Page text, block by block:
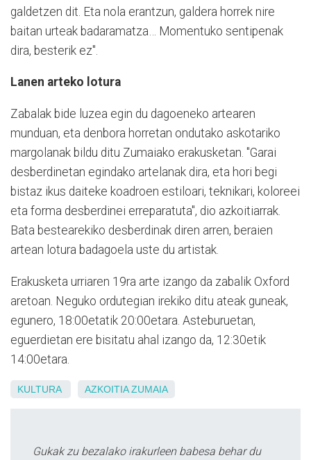
galdetzen dit. Eta nola erantzun, galdera horrek nire
baitan urteak badaramatza… Momentuko sentipenak
dira, besterik ez".
Lanen arteko lotura
Zabalak bide luzea egin du dagoeneko artearen
munduan, eta denbora horretan ondutako askotariko
margolanak bildu ditu Zumaiako erakusketan. "Garai
desberdinetan egindako artelanak dira, eta hori begi
bistaz ikus daiteke koadroen estiloari, teknikari, koloreei
eta forma desberdinei erreparatuta", dio azkoitiarrak.
Bata bestearekiko desberdinak diren arren, beraien
artean lotura badagoela uste du artistak.
Erakusketa urriaren 19ra arte izango da zabalik Oxford
aretoan. Neguko ordutegian irekiko ditu ateak guneak,
egunero, 18:00etatik 20:00etara. Asteburuetan,
eguerdietan ere bisitatu ahal izango da, 12:30etik
14:00etara.
KULTURA AZKOITIA ZUMAIA
Gukak zu bezalako irakurleen babesa behar du